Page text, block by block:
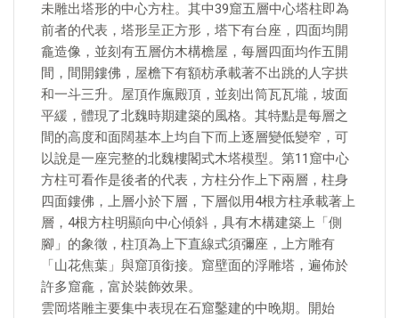
未雕出塔形的中心方柱。其中39窟五層中心塔柱即為
前者的代表，塔形呈正方形，塔下有台座，四面均開
龕造像，並刻有五層仿木構檐屋，每層四面均作五開
間，間開鏤佛，屋檐下有額枋承載著不出跳的人字拱
和一斗三升。屋頂作廡殿頂，並刻出筒瓦瓦壠，坡面
平緩，體現了北魏時期建築的風格。其特點是每層之
間的高度和面闊基本上均自下而上逐層變低變窄，可
以說是一座完整的北魏樓閣式木塔模型。第11窟中心
方柱可看作是後者的代表，方柱分作上下兩層，柱身
四面鏤佛，上層小於下層，下層似用4根方柱承載著上
層，4根方柱明顯向中心傾斜，具有木構建築上「側
腳」的象徵，柱頂為上下直線式須彌座，上方雕有
「山花焦葉」與窟頂銜接。窟壁面的浮雕塔，遍佈於
許多窟龕，富於裝飾效果。
雲岡塔雕主要集中表現在石窟鑿建的中晚期。開始